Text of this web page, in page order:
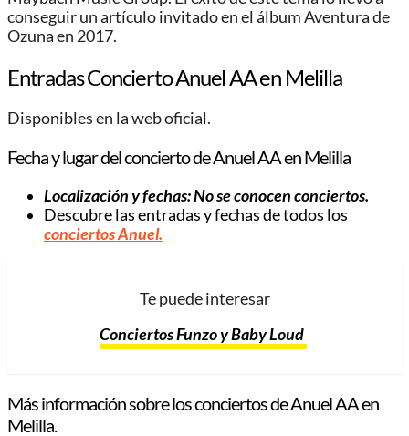
conseguir un artículo invitado en el álbum Aventura de
Ozuna en 2017.
Entradas Concierto Anuel AA en Melilla
Disponibles en la web oficial.
Fecha y lugar del concierto de Anuel AA en Melilla
Localización y fechas: No se conocen conciertos.
Descubre las entradas y fechas de todos los
conciertos Anuel.
Te puede interesar
Conciertos Funzo y Baby Loud
Más información sobre los conciertos de Anuel AA en
Melilla.